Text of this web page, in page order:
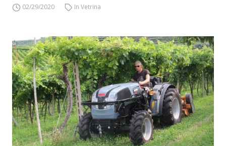
02/29/2020 In Vetrina